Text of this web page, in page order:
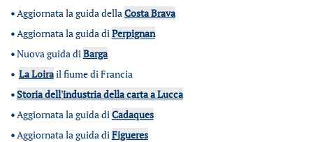
•Aggiornata la guida dellaCosta Brava
•Aggiornata la guida diPerpignan
•Nuova guida diBarga
• La Loirail fiume di Francia
•Storia dell'industria della carta a Lucca
•Aggiornata la guida diCadaques
•Aggiornata la guida diFigueres